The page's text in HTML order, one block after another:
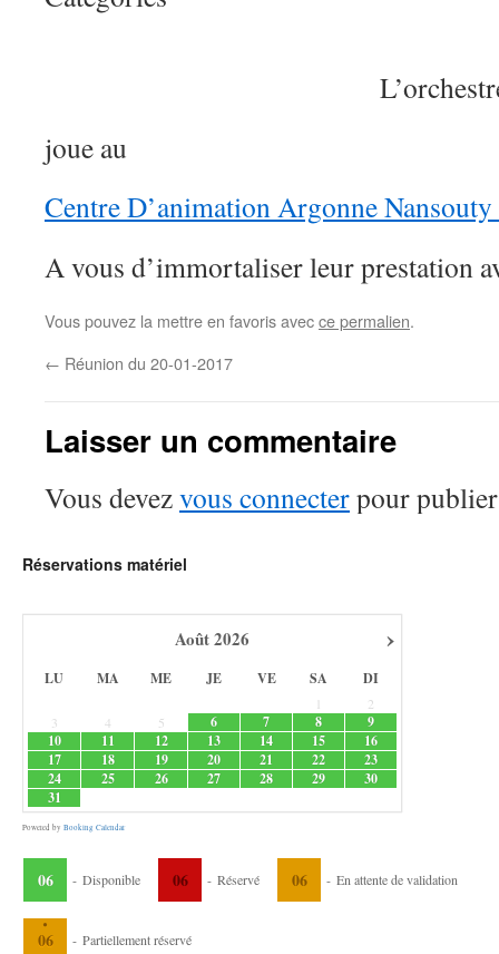
joue au
Centre D’animation Argonne Nansouty
A vous d’immortaliser leur prestation
Vous pouvez la mettre en favoris avecce permalien.
← Réunion du 20-01-2017
Laisser un commentaire
Vous devezvous connecterpour
Réservations matériel
›
Août2026
LU MA ME JE VE SA DI
1
2
3
4 5 6 7 8
9
10
11 12 13 14 15
16
17
18 19 20 21 22
23
24
25 26 27 28 29
30
31
Powered by Booking Calendar
06 - Disponible 06 - Réservé 06 - En attente de validation
·
06 - Partiellement réservé